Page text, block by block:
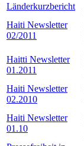
Länderkurzbericht
Haiti Newsletter
02/2011
Haitti Newsletter
01.2011
Haiti Newsletter
02.2010
Haiti Newsletter
01.10